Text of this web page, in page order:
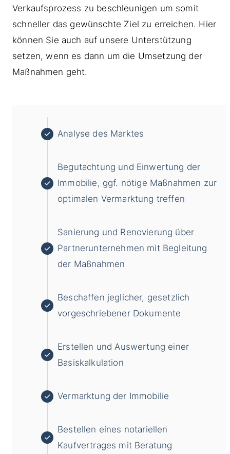
Verkaufsprozess zu beschleunigen um somit
schneller das gewünschte Ziel zu erreichen. Hier
können Sie auch auf unsere Unterstützung
setzen, wenn es dann um die Umsetzung der
Maßnahmen geht.
Analyse des Marktes
Begutachtung und Einwertung der
Immobilie, ggf. nötige Maßnahmen zur
optimalen Vermarktung treffen
Sanierung und Renovierung über
Partnerunternehmen mit Begleitung
der Maßnahmen
Beschaffen jeglicher, gesetzlich
vorgeschriebener Dokumente
Erstellen und Auswertung einer
Basiskalkulation
Vermarktung der Immobilie
Bestellen eines notariellen
Kaufvertrages mit Beratung